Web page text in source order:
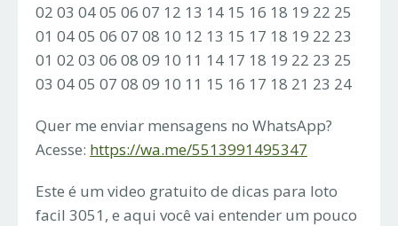
02 03 04 05 06 07 12 13 14 15 16 18 19 22 25
01 04 05 06 07 08 10 12 13 15 17 18 19 22 23
01 02 03 06 08 09 10 11 14 17 18 19 22 23 25
03 04 05 07 08 09 10 11 15 16 17 18 21 23 24
Quer me enviar mensagens no WhatsApp?
Acesse: https://wa.me/5513991495347
Este é um video gratuito de dicas para loto
facil 3051, e aqui você vai entender um pouco